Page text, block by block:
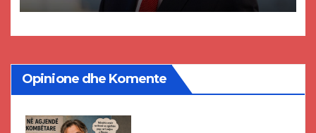
DPMNE-së
Opinione dhe Komente